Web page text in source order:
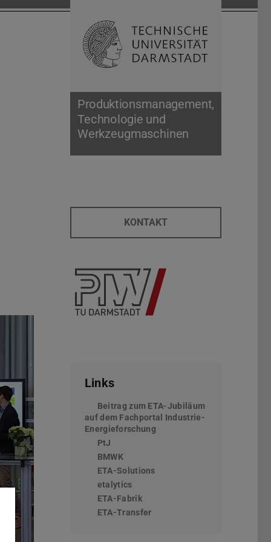
Produktionsmanagement,
Technologie und
Werkzeugmaschinen
Suche öffnen
Vor
KONTAKT
Links
Beitrag zum ETA-Jubiläum
auf dem Fachportal Industrie-
Energieforschung
PtJ
BMWK
ETA-Solutions
etalytics
ETA-Fabrik
ETA-Transfer